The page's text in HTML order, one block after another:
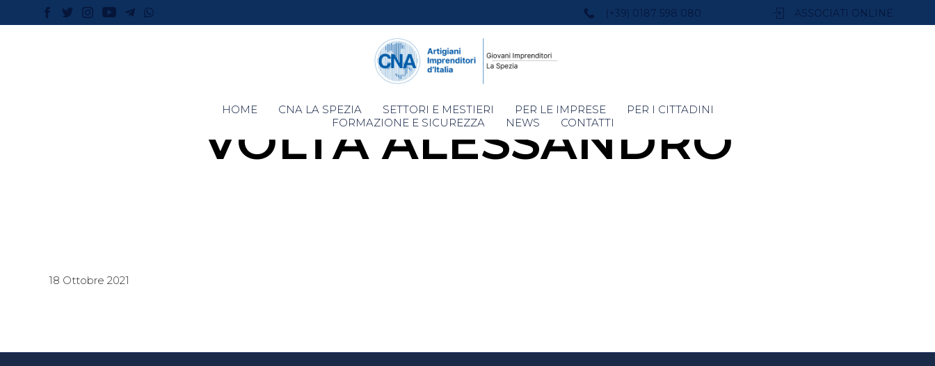
(+39) 0187 598 080 ASSOCIATI ONLINE
Skip
to
HOME CNA LA SPEZIA SETTORI E MESTIERI PER LE IMPRESE
PER I CITTADINI
FORMAZIONE E SICUREZZA
NEWS CONTATTI
VOLTA ALESSANDRO
18 Ottobre 2021